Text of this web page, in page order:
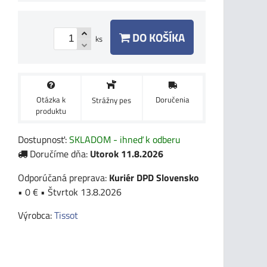
ks DO KOŠÍKA
Otázka k
produktu
Strážny pes Doručenia
Dostupnosť:SKLADOM - ihneď k odberu
Doručíme dňa: Utorok 11.8.2026
Kuriér DPD Slovensko
• 0 € • Štvrtok 13.8.2026
Výrobca:Tissot